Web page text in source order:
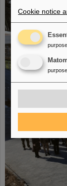
Cookie notice
purpose
purpose